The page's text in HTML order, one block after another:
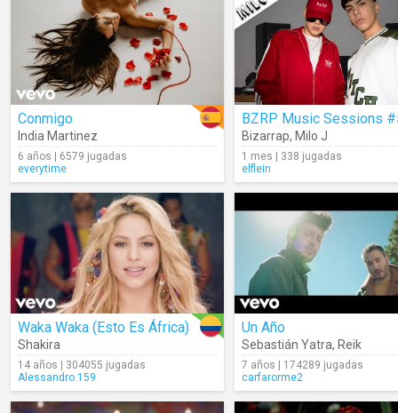
Conmigo
India Martinez
6 años | 6579 jugadas
everytime
Bizarrap, Milo J
1 mes | 338 jugadas
elflein
Waka Waka (Esto Es África)
Shakira
14 años | 304055 jugadas
Alessandro.159
Un Año
Sebastián Yatra, Reik
7 años | 174289 jugadas
carfarorme2